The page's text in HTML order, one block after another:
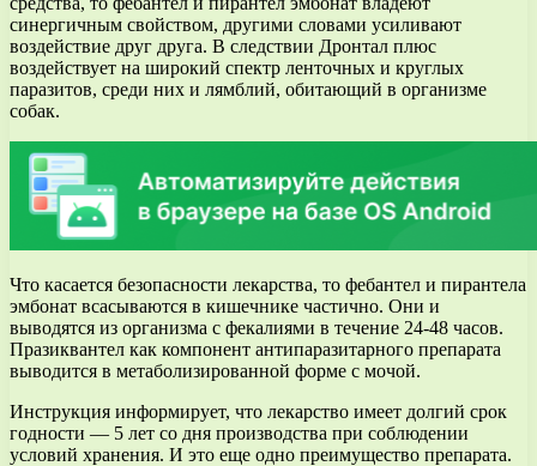
синергичным свойством, другими словами усиливают
воздействие друг друга. В следствии Дронтал плюс
воздействует на широкий спектр ленточных и круглых
паразитов, среди них и лямблий, обитающий в организме
собак.
Что касается безопасности лекарства, то фебантел и пирантела
эмбонат всасываются в кишечнике частично. Они и
выводятся из организма с фекалиями в течение 24-48 часов.
Празиквантел как компонент антипаразитарного препарата
выводится в метаболизированной форме с мочой.
Инструкция информирует, что лекарство имеет долгий срок
годности — 5 лет со дня производства при соблюдении
условий хранения. И это еще одно преимущество препарата.